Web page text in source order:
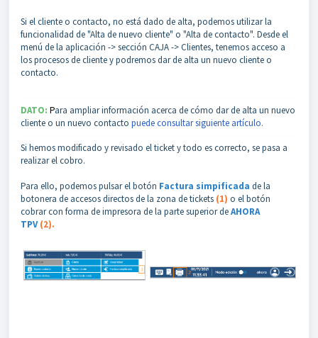
Si el cliente o contacto, no está dado de alta, podemos utilizar la
funcionalidad de "Alta de nuevo cliente" o "Alta de contacto". Desde el
menú de la aplicación -> sección CAJA -> Clientes, tenemos acceso a
los procesos de cliente y podremos dar de alta un nuevo cliente o
contacto.
DATO: Para ampliar información acerca de cómo dar de alta un nuevo
cliente o un nuevo contacto puede consultar siguiente artículo.
Si hemos modificado y revisado el ticket y todo es correcto, se pasa a
realizar el cobro.
Para ello, podemos pulsar el botón Factura simpificada de la
botonera de accesos directos de la zona de tickets (1) o el botón
cobrar con forma de impresora de la parte superior deAHORA
TPV(2).